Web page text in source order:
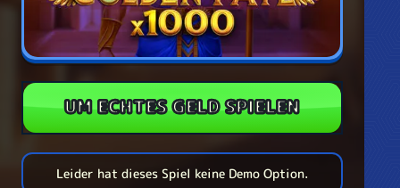
UM ECHTES GELD SPIELEN
Leider hat dieses Spiel keine Demo Option.